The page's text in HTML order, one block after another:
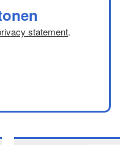
statement.